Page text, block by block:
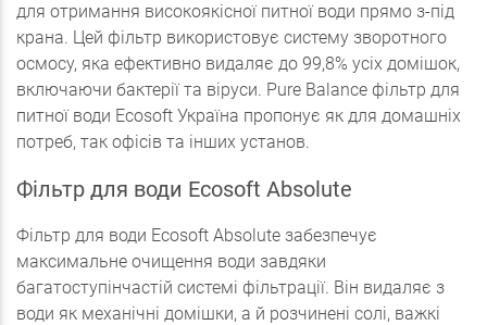
для отримання високоякісної питної води прямо з-під
крана. Цей фільтр використовує систему зворотного
осмосу, яка ефективно видаляє до 99,8% усіх домішок,
включаючи бактерії та віруси. Pure Balance фільтр для
питної води Ecosoft Україна пропонує як для домашніх
потреб, так офісів та інших установ.
Фільтр для води Ecosoft Absolute
Фільтр для води Ecosoft Absolute забезпечує
максимальне очищення води завдяки
багатоступінчастій системі фільтрації. Він видаляє з
води як механічні домішки, а й розчинені солі, важкі